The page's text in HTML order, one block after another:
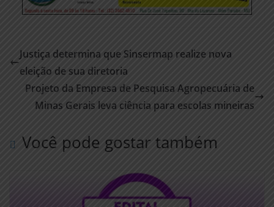
Justiça determina que Sinsermap realize nova
eleição de sua diretoria
Projeto da Empresa de Pesquisa Agropecuária de
Minas Gerais leva ciência para escolas mineiras
Você pode gostar também